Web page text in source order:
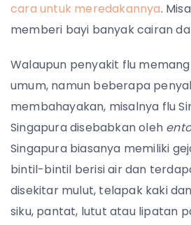
cara untuk meredakannya.
memberi bayi banyak cairan
Walaupun penyakit flu
umum, namun beberapa
membahayakan, misalnya flu
Singapura disebabkan oleh
Singapura biasanya memiliki
bintil-bintil berisi air dan
disekitar mulut, telapak kaki
siku, pantat, lutut atau lipatan